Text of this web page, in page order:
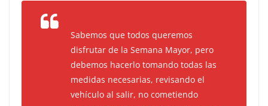
Sabemos que todos queremos
disfrutar de la Semana Mayor, pero
debemos hacerlo tomando todas las
medidas necesarias, revisando el
vehículo al salir, no cometiendo